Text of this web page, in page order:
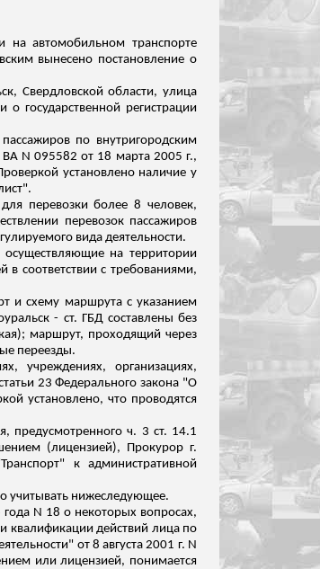
на автомобильном транспорте
вынесено постановление о
Свердловской области, улица
государственной регистрации
по внутригородским
N 095582 от 18 марта 2005 г.,
установлено наличие у
перевозки более 8 человек,
перевозок пассажиров
вида деятельности.
на территории
в соответствии с требованиями,
и схему маршрута с указанием
- ст. ГБД составлены без
маршрут, проходящий через
переезды.
учреждениях, организациях,
23 Федерального закона "О
установлено, что проводятся
предусмотренного ч. 3 ст. 14.1
(лицензией), Прокурор г.
к административной
учитывать нижеследующее.
N 18 о некоторых вопросах,
квалификации действий лица по
от 8 августа 2001 г. N
или лицензией, понимается